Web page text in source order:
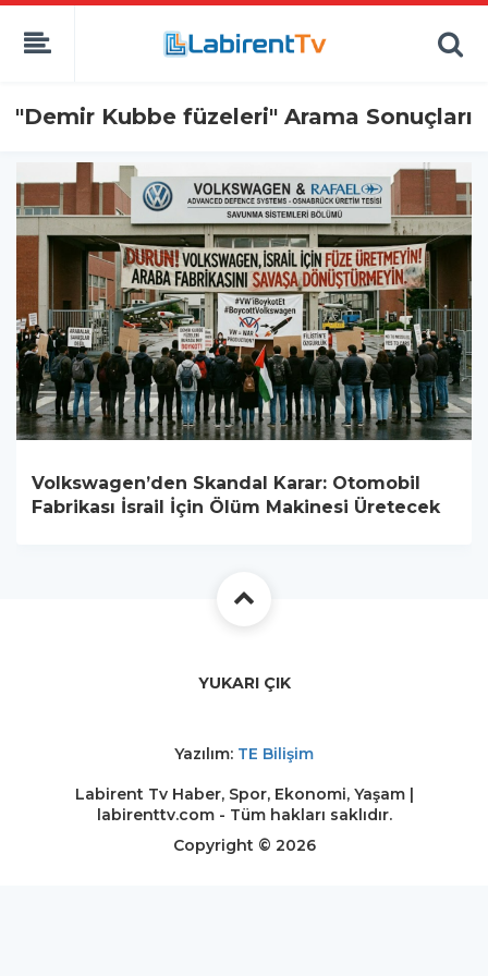
"Demir Kubbe füzeleri" Arama Sonuçları
Volkswagen’den Skandal Karar: Otomobil
Fabrikası İsrail İçin Ölüm Makinesi Üretecek
YUKARI ÇIK
Yazılım: TE Bilişim
Labirent Tv Haber, Spor, Ekonomi, Yaşam |
labirenttv.com - Tüm hakları saklıdır.
Copyright © 2026